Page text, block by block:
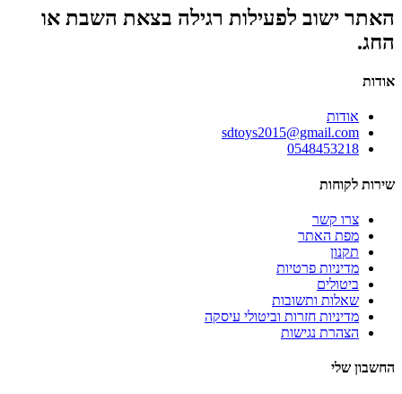
האתר ישוב לפעילות רגילה בצאת השבת או
החג.
אודות
אודות
sdtoys2015@gmail.com
0548453218
שירות לקוחות
צרו קשר
מפת האתר
תקנון
מדיניות פרטיות
ביטולים
שאלות ותשובות
מדיניות חזרות וביטולי עיסקה
הצהרת נגישות
החשבון שלי